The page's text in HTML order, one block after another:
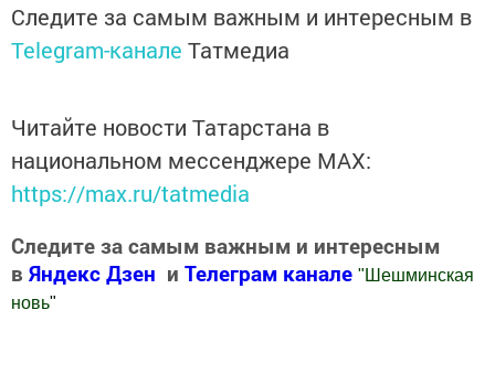
Следите за самым важным и интересным в
Telegram-канале Татмедиа
Читайте новости Татарстана в
национальном мессенджере MАХ:
https://max.ru/tatmedia
Следите за самым важным и интересным
в Яндекс Дзен и Телеграм канале " Шешминская
новь"